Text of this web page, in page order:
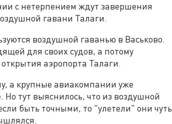
с нетерпением ждут завершения
гавани Талаги.
воздушной гаванью в Васьково.
для своих судов, а потому
аэропорта Талаги.
а крупные авиакомпании уже
Но тут выяснилось, что из воздушной
быть точными, то "улетели" они чуть